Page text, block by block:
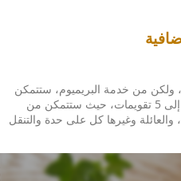
ولكن من خدمة البريميوم، ستتمكن
من إنشاء تقويمات إضافية بعدد يصل إلى 5 تقويمات، حيث ستتمكن من
وغيرها كل على حدة والتنقل